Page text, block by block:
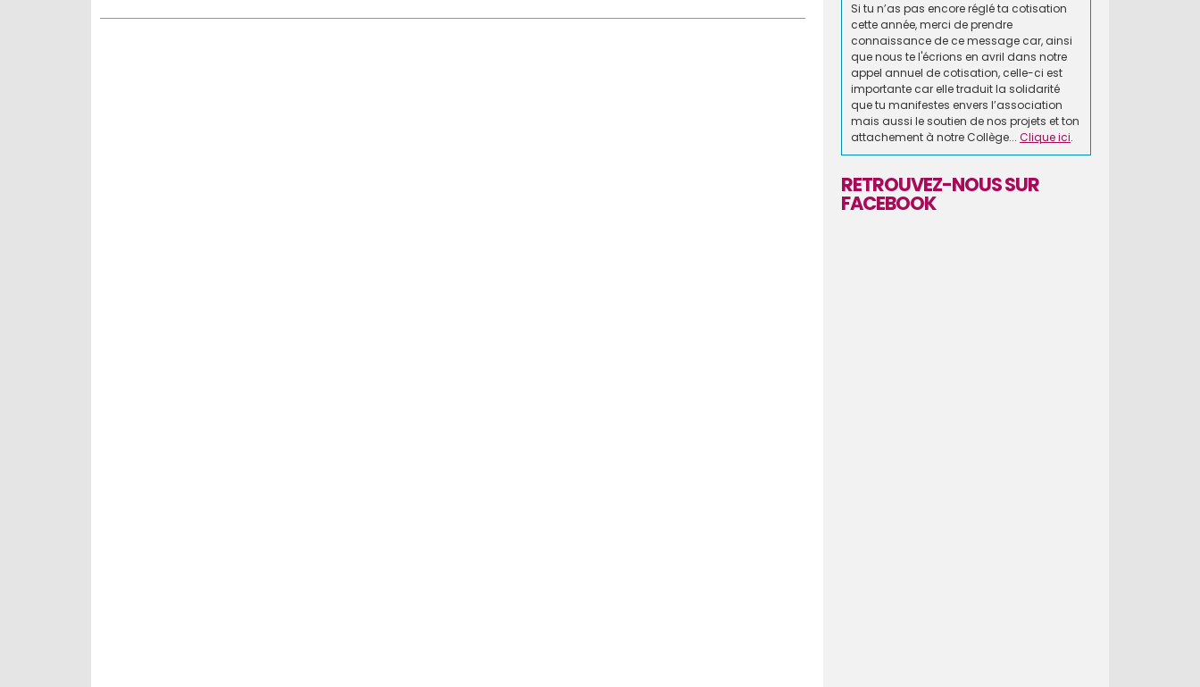
Si tu n’as pas encore réglé ta cotisation
cette année, merci de prendre
connaissance de ce message car, ainsi
que nous te l'écrions en avril dans notre
appel annuel de cotisation, celle-ci est
importante car elle traduit la solidarité
que tu manifestes envers l’association
mais aussi le soutien de nos projets et ton
attachement à notre Collège... Clique ici.
RETROUVEZ-NOUS SUR
FACEBOOK